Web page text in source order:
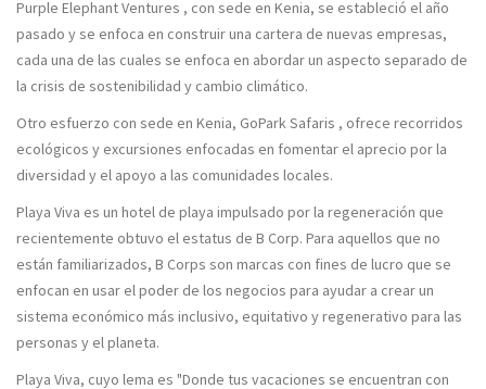
Purple Elephant Ventures , con sede en Kenia, se estableció el año
pasado y se enfoca en construir una cartera de nuevas empresas,
cada una de las cuales se enfoca en abordar un aspecto separado de
la crisis de sostenibilidad y cambio climático.
Otro esfuerzo con sede en Kenia, GoPark Safaris , ofrece recorridos
ecológicos y excursiones enfocadas en fomentar el aprecio por la
diversidad y el apoyo a las comunidades locales.
Playa Viva es un hotel de playa impulsado por la regeneración que
recientemente obtuvo el estatus de B Corp. Para aquellos que no
están familiarizados, B Corps son marcas con fines de lucro que se
enfocan en usar el poder de los negocios para ayudar a crear un
sistema económico más inclusivo, equitativo y regenerativo para las
personas y el planeta.
Playa Viva, cuyo lema es "Donde tus vacaciones se encuentran con